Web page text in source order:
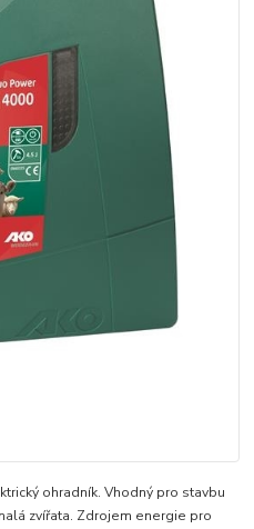
ohradník. Vhodný pro stavbu
zvířata. Zdrojem energie pro